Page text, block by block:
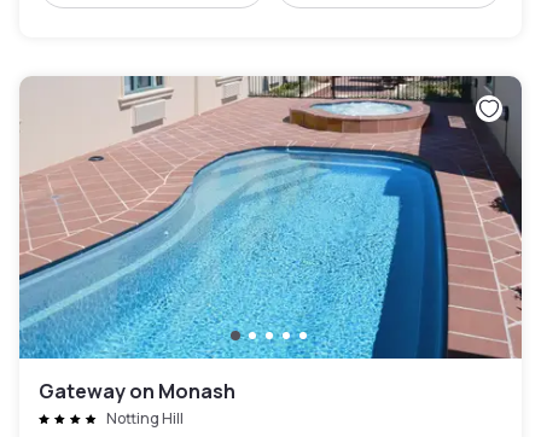
Gateway on Monash
Notting Hill